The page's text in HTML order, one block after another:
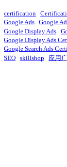
certification
Google Ads Google
Google Display Ads
Google Display Ads
Google Search Ads
SEO skillshop 应用